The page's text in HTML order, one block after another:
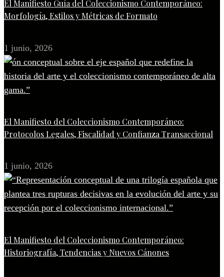
El Manifiesto Guía del Coleccionismo Contemporáneo:
Morfología, Estilos y Métricas de Formato
1 junio, 2026
El Manifiesto del Coleccionismo Contemporáneo:
Protocolos Legales, Fiscalidad y Confianza Transaccional
1 junio, 2026
El Manifiesto del Coleccionismo Contemporáneo:
Historiografía, Tendencias y Nuevos Cánones